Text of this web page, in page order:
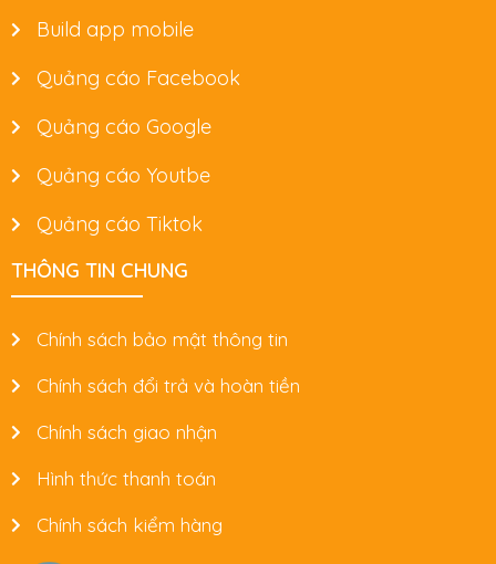
Build app mobile
Quảng cáo Facebook
Quảng cáo Google
Quảng cáo Youtbe
Quảng cáo Tiktok
THÔNG TIN CHUNG
Chính sách bảo mật thông tin
Chính sách đổi trả và hoàn tiền
Chính sách giao nhận
Hình thức thanh toán
Chính sách kiểm hàng